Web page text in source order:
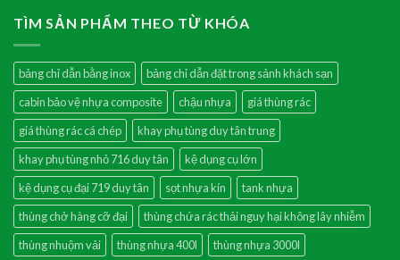
TÌM SẢN PHẨM THEO TỪ KHÓA
bảng chỉ dẫn bằng inox
bảng chỉ dẫn đặt trong sảnh khách sạn
cabin bảo vệ nhựa composite
chậu nhựa
giá thùng rác
giá thùng rác cá chép
khay phụ tùng duy tân trung
khay phụ tùng nhỏ 716 duy tân
kệ dụng cụ lớn
kệ dụng cụ đại 719 duy tân
sọt nhựa kín
tank nhựa
thùng chở hàng cỡ đại
thùng chứa rác thải nguy hại không lây nhiễm
thùng nhuộm vải
thùng nhựa 400l
thùng nhựa 3000l